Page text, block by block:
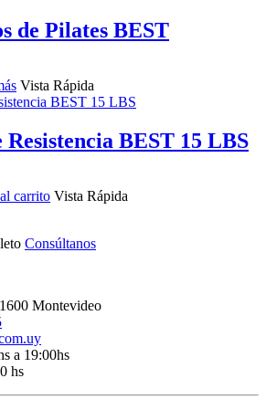
de Pilates BEST
Vista Rápida
Resistencia BEST 15 LBS
carrito Vista Rápida
Consúltanos
Montevideo
a 19:00hs
hs